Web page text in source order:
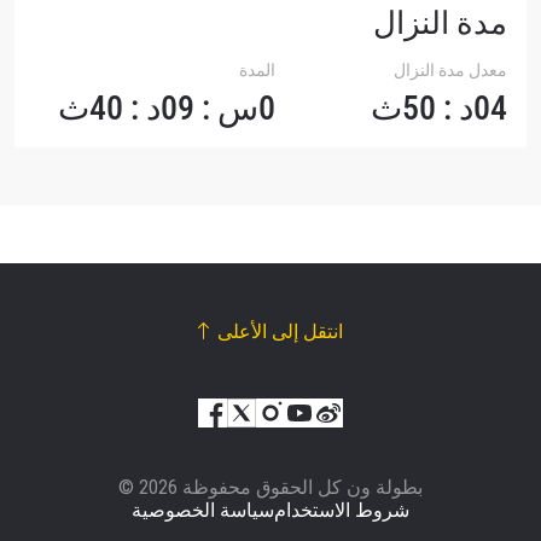
مدة النزال
معدل مدة النزال
04د : 50ث
المدة
0س : 09د : 40ث
انتقل إلى الأعلى
© بطولة ون كل الحقوق محفوظة 2026
سياسة الخصوصيةشروط الاستخدام